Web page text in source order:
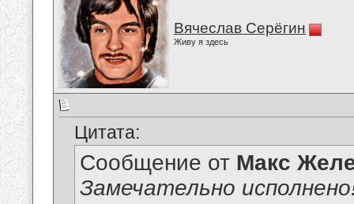
Вячеслав Серёгин
Живу я здесь
Цитата:
Сообщение от Макс
Замечательно